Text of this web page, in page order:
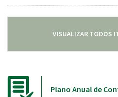
VISUALIZAR TODOS
Plano Anual de